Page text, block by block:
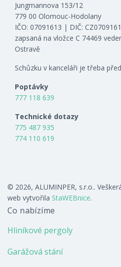
Jungmannova 153/12
779 00 Olomouc-Hodolany
IČO: 07091613 | DIČ:
zapsaná na vložce C 74469
Ostravě
Schůzku v kanceláři je třeba
Poptávky
777 118 639
Technické dotazy
775 487 935
774 110 619
© 2026, ALUMINPER, s.r.o..
web vytvořila StaWEBnice.
Co nabízíme
Hliníkové pergoly
Garážová stání